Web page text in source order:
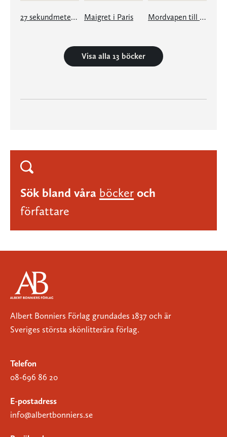
27 sekundmeter, snö Maigret i Paris Mordvapen till salu
Visa alla 13 böcker
Sök bland våra böcker och
författare
Albert Bonniers Förlag grundades 1837 och är
Sveriges största skönlitterära förlag.
Telefon
08-696 86 20
E-postadress
info@albertbonniers.se